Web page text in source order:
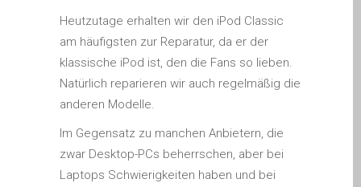
Customer Testimonial
Dundee
Heutzutage erhalten wir den iPod Classic
am häufigsten zur Reparatur, da er der
klassische iPod ist, den die Fans so lieben.
Natürlich reparieren wir auch regelmäßig die
anderen Modelle.
Im Gegensatz zu manchen Anbietern, die
zwar Desktop-PCs beherrschen, aber bei
Laptops Schwierigkeiten haben und bei